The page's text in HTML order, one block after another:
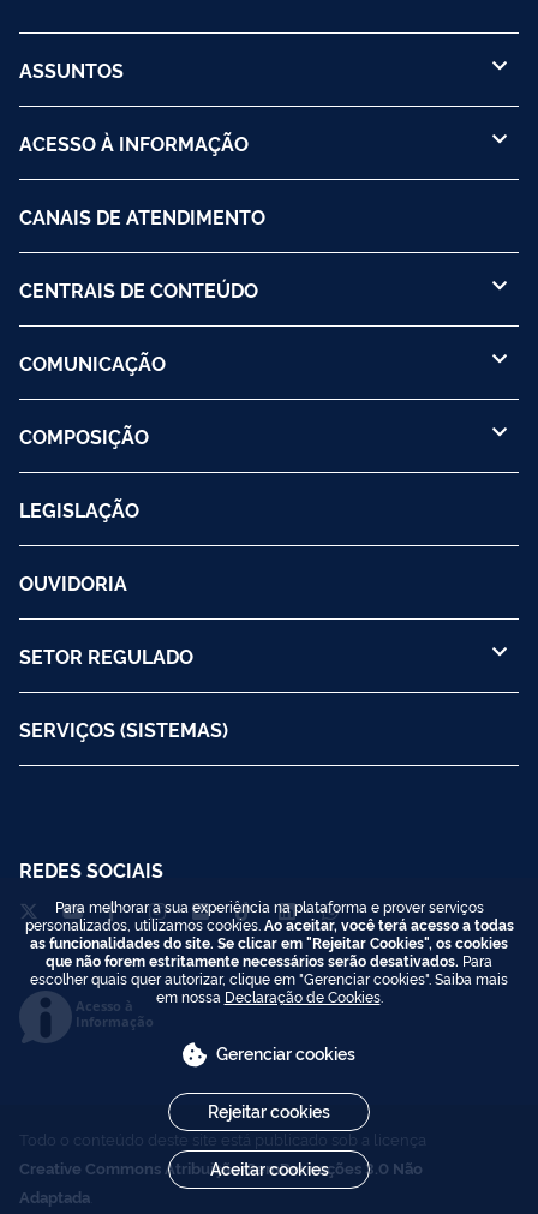
ASSUNTOS
ACESSO À INFORMAÇÃO
CANAIS DE ATENDIMENTO
CENTRAIS DE CONTEÚDO
COMUNICAÇÃO
COMPOSIÇÃO
LEGISLAÇÃO
OUVIDORIA
SETOR REGULADO
SERVIÇOS (SISTEMAS)
REDES SOCIAIS
Acesso à
Informação
Todo o conteúdo deste site está publicado sob a licença
Creative Commons Atribuição-SemDerivações 3.0 Não
Adaptada
Para melhorar a sua experiência na plataforma e prover serviços
personalizados, utilizamos cookies. Ao aceitar, você terá acesso a todas
as funcionalidades do site. Se clicar em "Rejeitar Cookies", os cookies
que não forem estritamente necessários serão desativados. Para
escolher quais quer autorizar, clique em "Gerenciar cookies". Saiba mais
em nossa Declaração de Cookies.
Gerenciar cookies
Rejeitar cookies
Aceitar cookies